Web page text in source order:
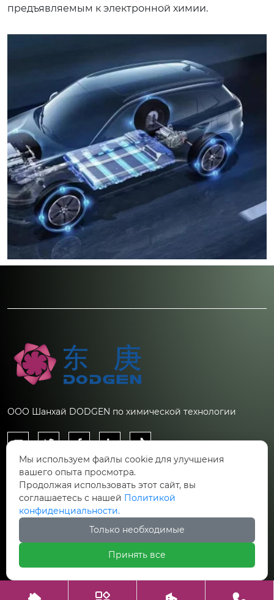
предъявляемым к электронной химии.
ООО Шанхай DODGEN по химической технологии
    
Контакты
 Китай, Шанхай, Новый район Пудун, улица
Фушань, д. 388. Корпус 27.
 ru.inquiries@chemdodgen.com
Авторское право©ООО Шанхай DODGEN по химической
Мы используем файлы cookie для улучшения
вашего опыта просмотра.
Продолжая использовать этот сайт, вы
соглашаетесь с нашей Политикой
конфиденциальности.
Только необходимые
Принять все